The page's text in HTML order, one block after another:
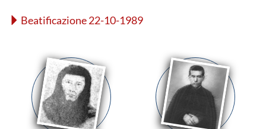
Beatificazione 22-10-1989